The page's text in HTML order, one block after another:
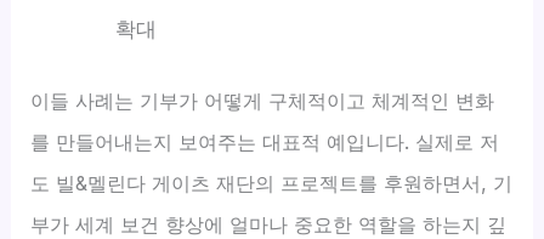
확대
이들 사례는 기부가 어떻게 구체적이고 체계적인 변화
를 만들어내는지 보여주는 대표적 예입니다. 실제로 저
도 빌&멜린다 게이츠 재단의 프로젝트를 후원하면서, 기
부가 세계 보건 향상에 얼마나 중요한 역할을 하는지 깊